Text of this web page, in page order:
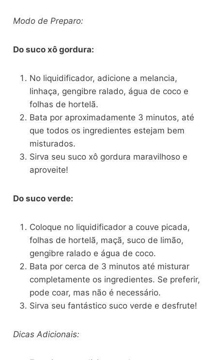
Modo de Preparo:
Do suco xô gordura:
No liquidificador, adicione a melancia,
linhaça, gengibre ralado, água de coco e
folhas de hortelã.
Bata por aproximadamente 3 minutos, até
que todos os ingredientes estejam bem
misturados.
Sirva seu suco xô gordura maravilhoso e
aproveite!
Do suco verde:
Coloque no liquidificador a couve picada,
folhas de hortelã, maçã, suco de limão,
gengibre ralado e água de coco.
Bata por cerca de 3 minutos até misturar
completamente os ingredientes. Se preferir,
pode coar, mas não é necessário.
Sirva seu fantástico suco verde e desfrute!
Dicas Adicionais: